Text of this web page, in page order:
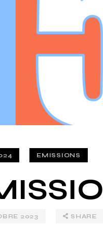
EMISSIONS
2023 SHARE